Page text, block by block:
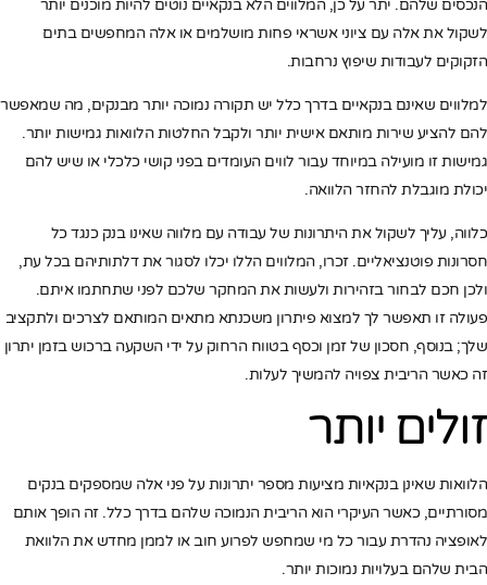
הנכסים שלהם. יתר על כן, המלווים הלא בנקאיים נוטים להיות מוכנים יותר
לשקול את אלה עם ציוני אשראי פחות מושלמים או אלה המחפשים בתים
הזקוקים לעבודות שיפוץ נרחבות.
למלווים שאינם בנקאיים בדרך כלל יש תקורה נמוכה יותר מבנקים, מה שמאפשר
להם להציע שירות מותאם אישית יותר ולקבל החלטות הלוואות גמישות יותר.
גמישות זו מועילה במיוחד עבור לווים העומדים בפני קושי כלכלי או שיש להם
יכולת מוגבלת להחזר הלוואה.
כלווה, עליך לשקול את היתרונות של עבודה עם מלווה שאינו בנק כנגד כל
חסרונות פוטנציאליים. זכרו, המלווים הללו יכלו לסגור את דלתותיהם בכל עת,
ולכן חכם לבחור בזהירות ולעשות את המחקר שלכם לפני שתחתמו איתם.
פעולה זו תאפשר לך למצוא פיתרון משכנתא מתאים המותאם לצרכים ולתקציב
שלך; בנוסף, חסכון של זמן וכסף בטווח הרחוק על ידי השקעה ברכוש בזמן יתרון
זה כאשר הריבית צפויה להמשיך לעלות.
זולים יותר
הלוואות שאינן בנקאיות מציעות מספר יתרונות על פני אלה שמספקים בנקים
מסורתיים, כאשר העיקרי הוא הריבית הנמוכה שלהם בדרך כלל. זה הופך אותם
לאופציה נהדרת עבור כל מי שמחפש לפרוע חוב או לממן מחדש את הלוואת
הבית שלהם בעלויות נמוכות יותר.